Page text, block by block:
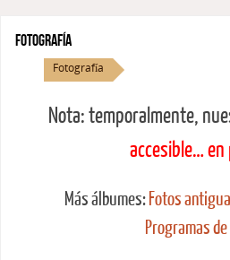
Fotografía
Fotografía
Nota: temporalmente,
accesible… en
Más álbumes: Fotos
Programas